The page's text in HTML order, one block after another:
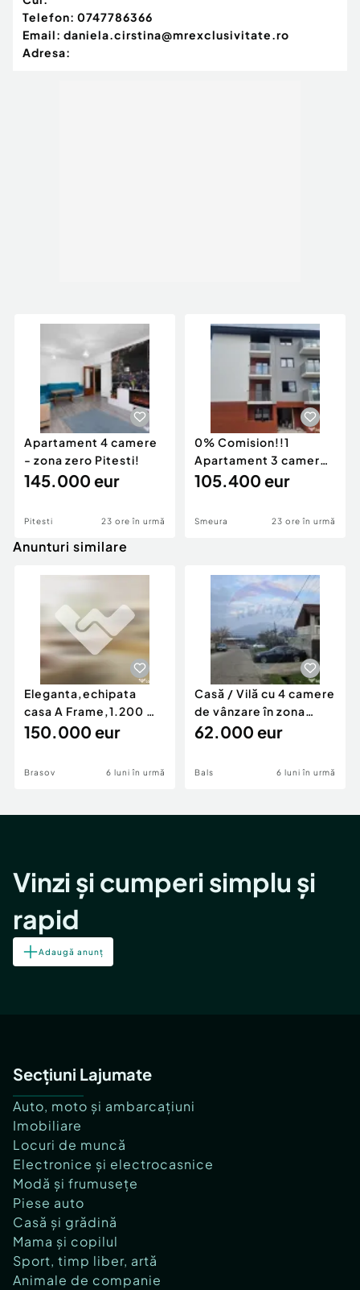
Telefon: 0747786366
Email: daniela.cirstina@mrexclusivitate.ro
Adresa:
Apartament 4 camere
- zona zero Pitesti!
145.000 eur
Pitesti 23 ore în urmă
0% Comision!!1
Apartament 3 camere ,
str Campului, constr...
105.400 eur
Smeura 23 ore în urmă
Anunturi similare
Eleganta,echipata
casa A Frame,1.200 mp
teren,deschidere Pia
150.000 eur
Brasov 6 luni în urmă
Casă / Vilă cu 4 camere
de vânzare în zona
Periferie
62.000 eur
Bals 6 luni în urmă
Vinzi și cumperi simplu și
rapid
Adaugă anunț
Secțiuni Lajumate
Auto, moto și ambarcațiuni
Imobiliare
Locuri de muncă
Electronice și electrocasnice
Modă și frumusețe
Piese auto
Casă și grădină
Mama și copilul
Sport, timp liber, artă
Animale de companie